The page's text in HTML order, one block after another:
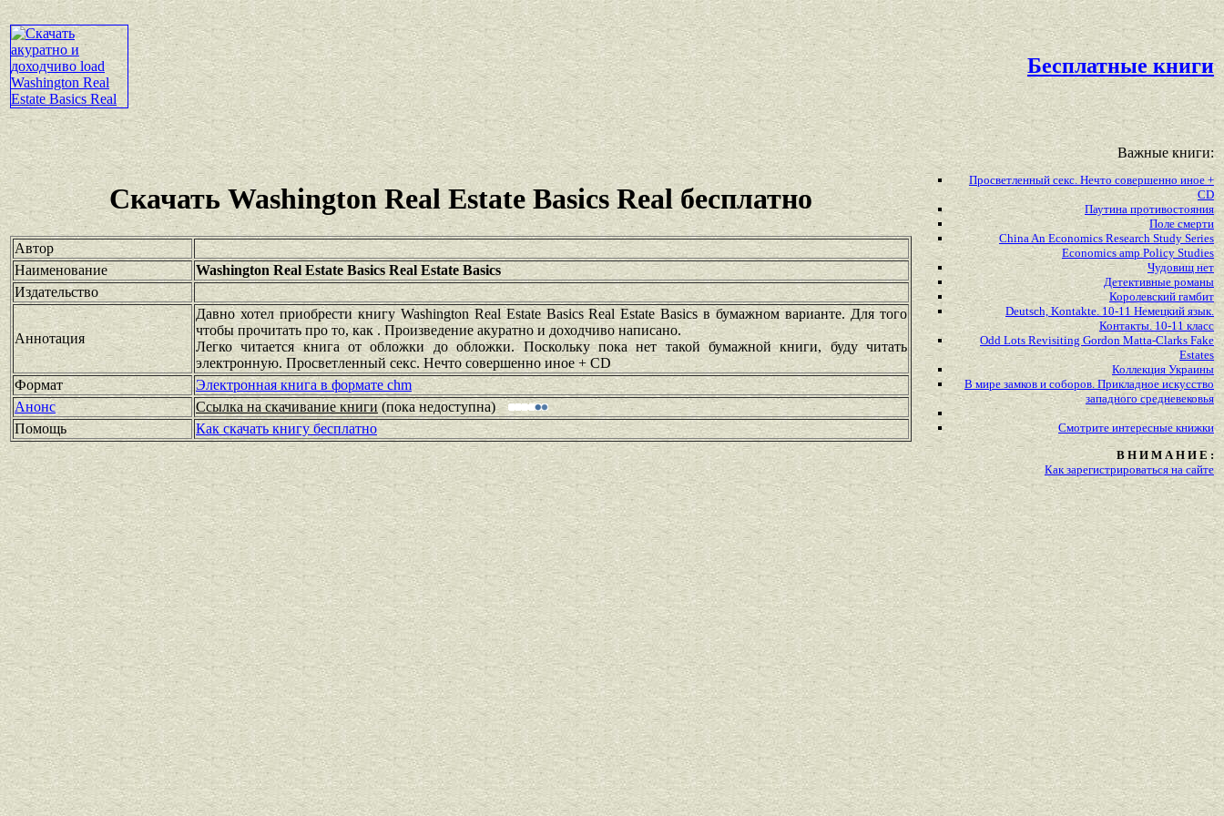
Бесплатные книги
Скачать Washington Real Estate Basics Real бесплатно
Автор
Наименование
Washington Real Estate Basics Real Estate Basics
Издательство
Аннотация
Давно хотел приобрести книгу Washington Real Estate Basics Real Estate Basics в бумажном варианте. Для того
чтобы прочитать про то, как . Произведение акуратно и доходчиво написано.
Легко читается книга от обложки до обложки. Поскольку пока нет такой бумажной книги, буду читать
электронную. Просветленный секс. Нечто совершенно иное + CD
Формат
Электронная книга в формате chm
Анонс
Ссылка на скачивание книги (пока недоступна)
Помощь
Как скачать книгу бесплатно
Важные книги:
Просветленный секс. Нечто совершенно иное +
CD
Паутина противостояния
Поле смерти
China An Economics Research Study Series
Economics amp Policy Studies
Чудовищ нет
Детективные романы
Королевский гамбит
Deutsch, Kontakte. 10-11 Немецкий язык.
Контакты. 10-11 класс
Odd Lots Revisiting Gordon Matta-Clarks Fake
Estates
Коллекция Украины
В мире замков и соборов. Прикладное искусство
западного средневековья
Смотритеинтересные книжки
В Н И М А Н И Е :
Как зарегистрироваться на сайте